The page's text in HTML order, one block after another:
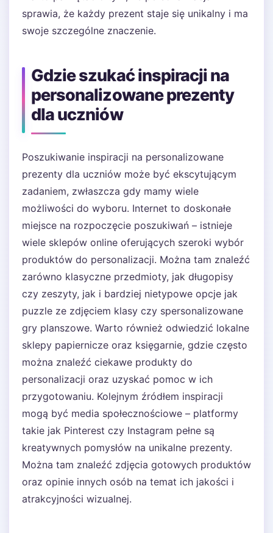
sprawia, że każdy prezent staje się unikalny i ma
swoje szczególne znaczenie.
Gdzie szukać inspiracji na
personalizowane prezenty
dla uczniów
Poszukiwanie inspiracji na personalizowane
prezenty dla uczniów może być ekscytującym
zadaniem, zwłaszcza gdy mamy wiele
możliwości do wyboru. Internet to doskonałe
miejsce na rozpoczęcie poszukiwań – istnieje
wiele sklepów online oferujących szeroki wybór
produktów do personalizacji. Można tam znaleźć
zarówno klasyczne przedmioty, jak długopisy
czy zeszyty, jak i bardziej nietypowe opcje jak
puzzle ze zdjęciem klasy czy spersonalizowane
gry planszowe. Warto również odwiedzić lokalne
sklepy papiernicze oraz księgarnie, gdzie często
można znaleźć ciekawe produkty do
personalizacji oraz uzyskać pomoc w ich
przygotowaniu. Kolejnym źródłem inspiracji
mogą być media społecznościowe – platformy
takie jak Pinterest czy Instagram pełne są
kreatywnych pomysłów na unikalne prezenty.
Można tam znaleźć zdjęcia gotowych produktów
oraz opinie innych osób na temat ich jakości i
atrakcyjności wizualnej.